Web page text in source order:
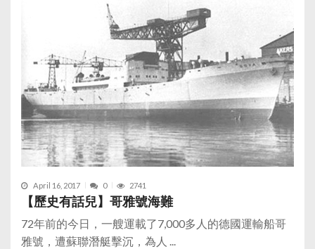
April 16, 2017 0 2741
【歷史有話兒】哥雅號海難
72年前的今日，一艘運載了7,000多人的德國運輸船哥
雅號，遭蘇聯潛艇擊沉，為人 ...